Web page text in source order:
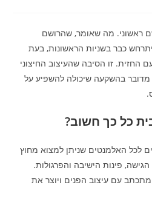
ראשוני. מה שאומר, שהרושם
כבר בשניות הראשונות, בעת
זו הסיבה שהעיצוב החיצוני
מדובר בהשקעה שיכולה להשפיע על
כל כך חשוב?
לכל האלמנטים שניתן למצוא מחוץ
פינות הישיבה והפרגולות.
מתכתב עם עיצוב הפנים ויוצר את